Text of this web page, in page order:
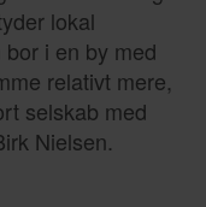
lokal
i en by med
relativt mere,
selskab med
Nielsen.